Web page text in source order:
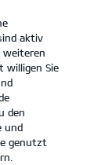
KONTAKT
aktiv
weiteren
willigen Sie
den
und
genutzt